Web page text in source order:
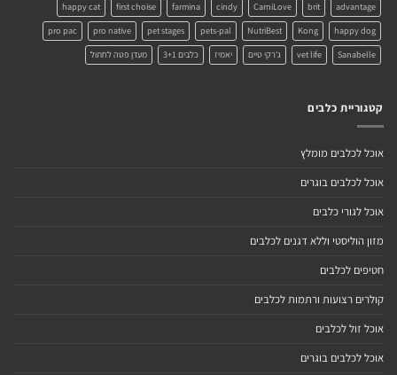
advantage
brit
CarniLove
cindy
farmina
first choise
happy cat
happy dog
Kong
NutriBest
pets-pal
pet stages
pro native
pro pac
Sanabelle
vet life ג'רקי טיים יאמיז כלבים 3+1 מעדן פטה לחתול
קטגוריית כלבים
אוכל לכלבים מומלץ
אוכל לכלבים בוגרים
אוכל לגורי כלבים
מזון הוליסטי וללא דגנים לכלבים
חטיפים לכלבים
קולרים רצועות ורתמות לכלבים
אוכל זול לכלבים
אוכל לכלבים בוגרים